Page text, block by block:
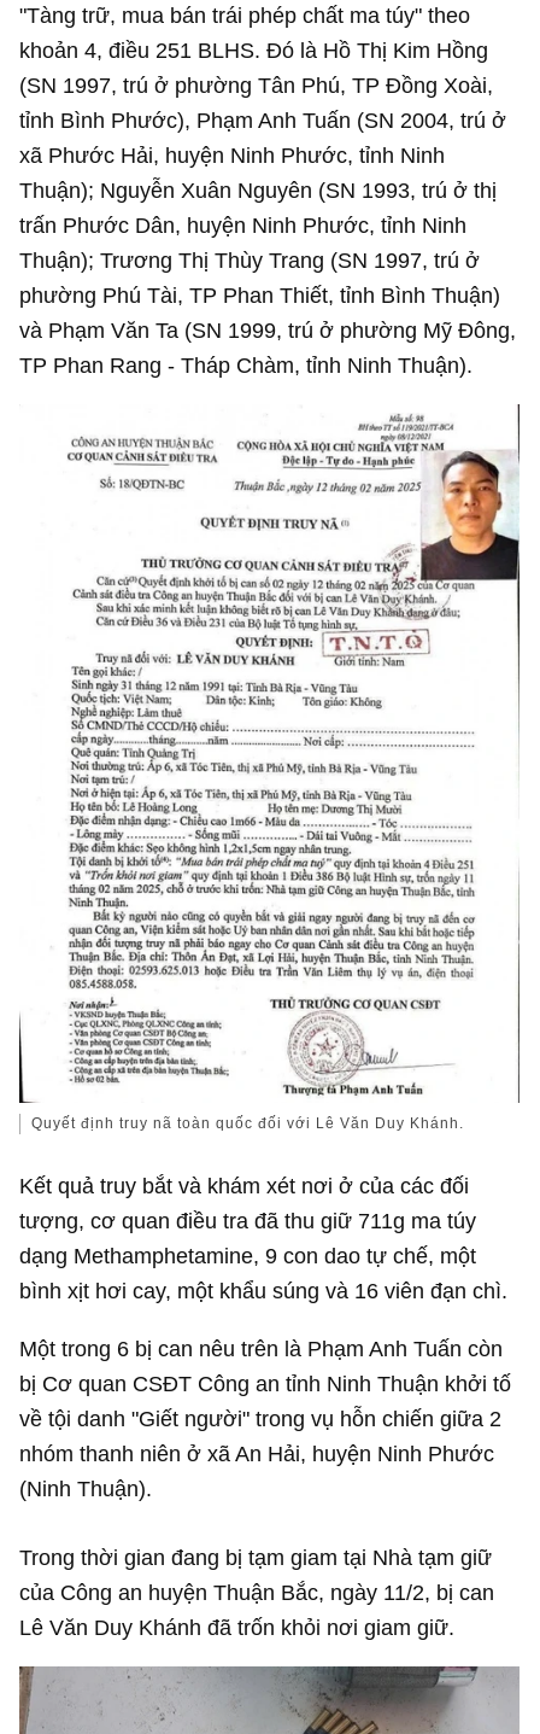
"Tàng trữ, mua bán trái phép chất ma túy" theo
khoản 4, điều 251 BLHS. Đó là Hồ Thị Kim Hồng
(SN 1997, trú ở phường Tân Phú, TP Đồng Xoài,
tỉnh Bình Phước), Phạm Anh Tuấn (SN 2004, trú ở
xã Phước Hải, huyện Ninh Phước, tỉnh Ninh
Thuận); Nguyễn Xuân Nguyên (SN 1993, trú ở thị
trấn Phước Dân, huyện Ninh Phước, tỉnh Ninh
Thuận); Trương Thị Thùy Trang (SN 1997, trú ở
phường Phú Tài, TP Phan Thiết, tỉnh Bình Thuận)
và Phạm Văn Ta (SN 1999, trú ở phường Mỹ Đông,
TP Phan Rang - Tháp Chàm, tỉnh Ninh Thuận).
Quyết định truy nã toàn quốc đối với Lê Văn Duy Khánh.
Kết quả truy bắt và khám xét nơi ở của các đối
tượng, cơ quan điều tra đã thu giữ 711g ma túy
dạng Methamphetamine, 9 con dao tự chế, một
bình xịt hơi cay, một khẩu súng và 16 viên đạn chì.
Một trong 6 bị can nêu trên là Phạm Anh Tuấn còn
bị Cơ quan CSĐT Công an tỉnh Ninh Thuận khởi tố
về tội danh "Giết người" trong vụ hỗn chiến giữa 2
nhóm thanh niên ở xã An Hải, huyện Ninh Phước
(Ninh Thuận).
Trong thời gian đang bị tạm giam tại Nhà tạm giữ
của Công an huyện Thuận Bắc, ngày 11/2, bị can
Lê Văn Duy Khánh đã trốn khỏi nơi giam giữ.